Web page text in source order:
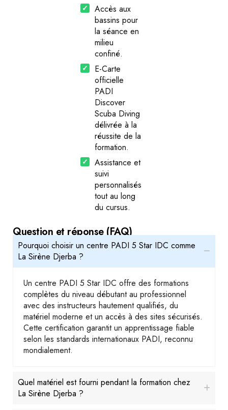
Accès aux
bassins pour
la séance en
milieu
confiné.
E-Carte
officielle
PADI
Discover
Scuba Diving
délivrée à la
réussite de la
formation.
Assistance et
suivi
personnalisés
tout au long
du cursus.
Question et réponse (FAQ)
Pourquoi choisir un centre PADI 5 Star IDC comme
La Sirène Djerba ?
Un centre PADI 5 Star IDC offre des formations
complètes du niveau débutant au professionnel
avec des instructeurs hautement qualifiés, du
matériel moderne et un accès à des sites sécurisés.
Cette certification garantit un apprentissage fiable
selon les standards internationaux PADI, reconnu
mondialement.
Quel matériel est fourni pendant la formation chez
La Sirène Djerba ?